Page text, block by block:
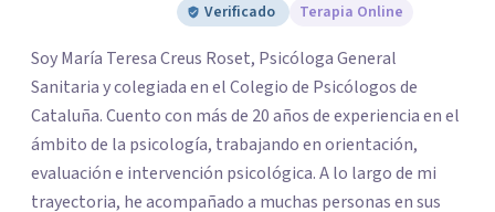
Verificado
Terapia Online
Soy María Teresa Creus Roset, Psicóloga General
Sanitaria y colegiada en el Colegio de Psicólogos de
Cataluña. Cuento con más de 20 años de experiencia en el
ámbito de la psicología, trabajando en orientación,
evaluación e intervención psicológica. A lo largo de mi
trayectoria, he acompañado a muchas personas en sus